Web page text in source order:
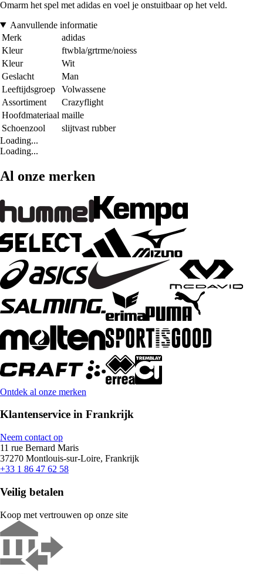
Omarm het spel met adidas en voel je onstuitbaar op het veld.
Aanvullende informatie
Merk
adidas
Kleur
ftwbla/grtrme/noiess
Kleur
Wit
Geslacht
Man
Leeftijdsgroep
Volwassene
Assortiment
Crazyflight
Hoofdmateriaal maille
Schoenzool
slijtvast rubber
Loading...
Loading...
Al onze merken
Ontdek al onze merken
Klantenservice in Frankrijk
Neem contact op
11 rue Bernard Maris
37270 Montlouis-sur-Loire, Frankrijk
+33 1 86 47 62 58
Veilig betalen
Koop met vertrouwen op onze site